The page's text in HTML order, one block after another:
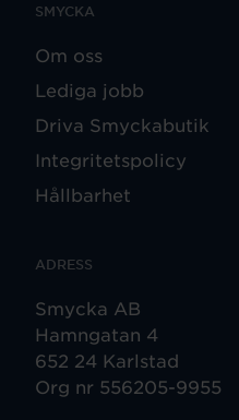
SMYCKA
Om oss
Lediga jobb
Driva Smyckabutik
Integritetspolicy
Hållbarhet
ADRESS
Smycka AB
Hamngatan 4
652 24 Karlstad
Org nr 556205-9955